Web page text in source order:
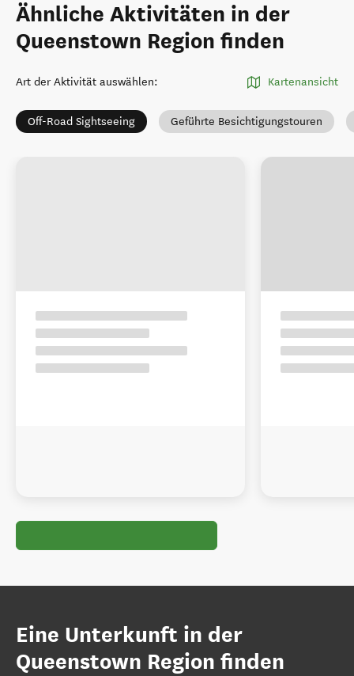
Ähnliche Aktivitäten in der
Queenstown Region finden
Art der Aktivität auswählen: Kartenansicht
Off-Road Sightseeing Geführte Besichtigungstouren
Eine Unterkunft in der
Queenstown Region finden